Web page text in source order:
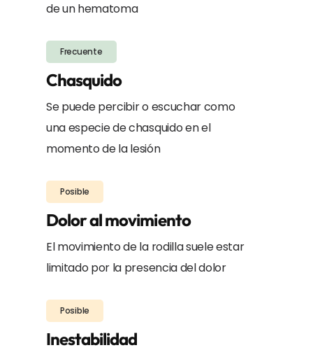
de un hematoma
Frecuente
Chasquido
Se puede percibir o escuchar como
una especie de chasquido en el
momento de la lesión
Posible
Dolor al movimiento
El movimiento de la rodilla suele estar
limitado por la presencia del dolor
Posible
Inestabilidad